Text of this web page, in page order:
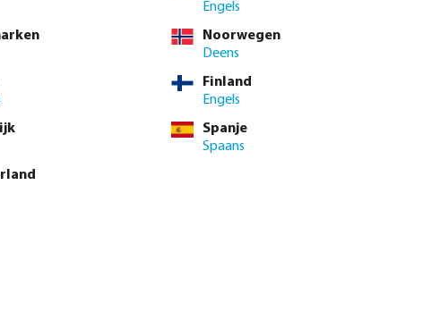
btw.
/ 1 st.
Engels
Noorwegen
Deens
Finland
Engels
Spanje
Spaans